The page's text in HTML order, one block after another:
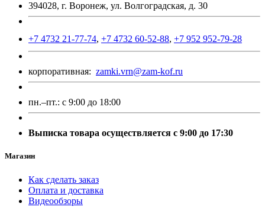
394028, г. Воронеж, ул. Волгоградская, д. 30
+7 4732 21-77-74, +7 4732 60-52-88, +7 952 952-79-28
корпоративная: zamki.vrn@zam-kof.ru
пн.–пт.: с 9:00 до 18:00
Выписка товара осуществляется с 9:00 до 17:30
Магазин
Как сделать заказ
Оплата и доставка
Видеообзоры